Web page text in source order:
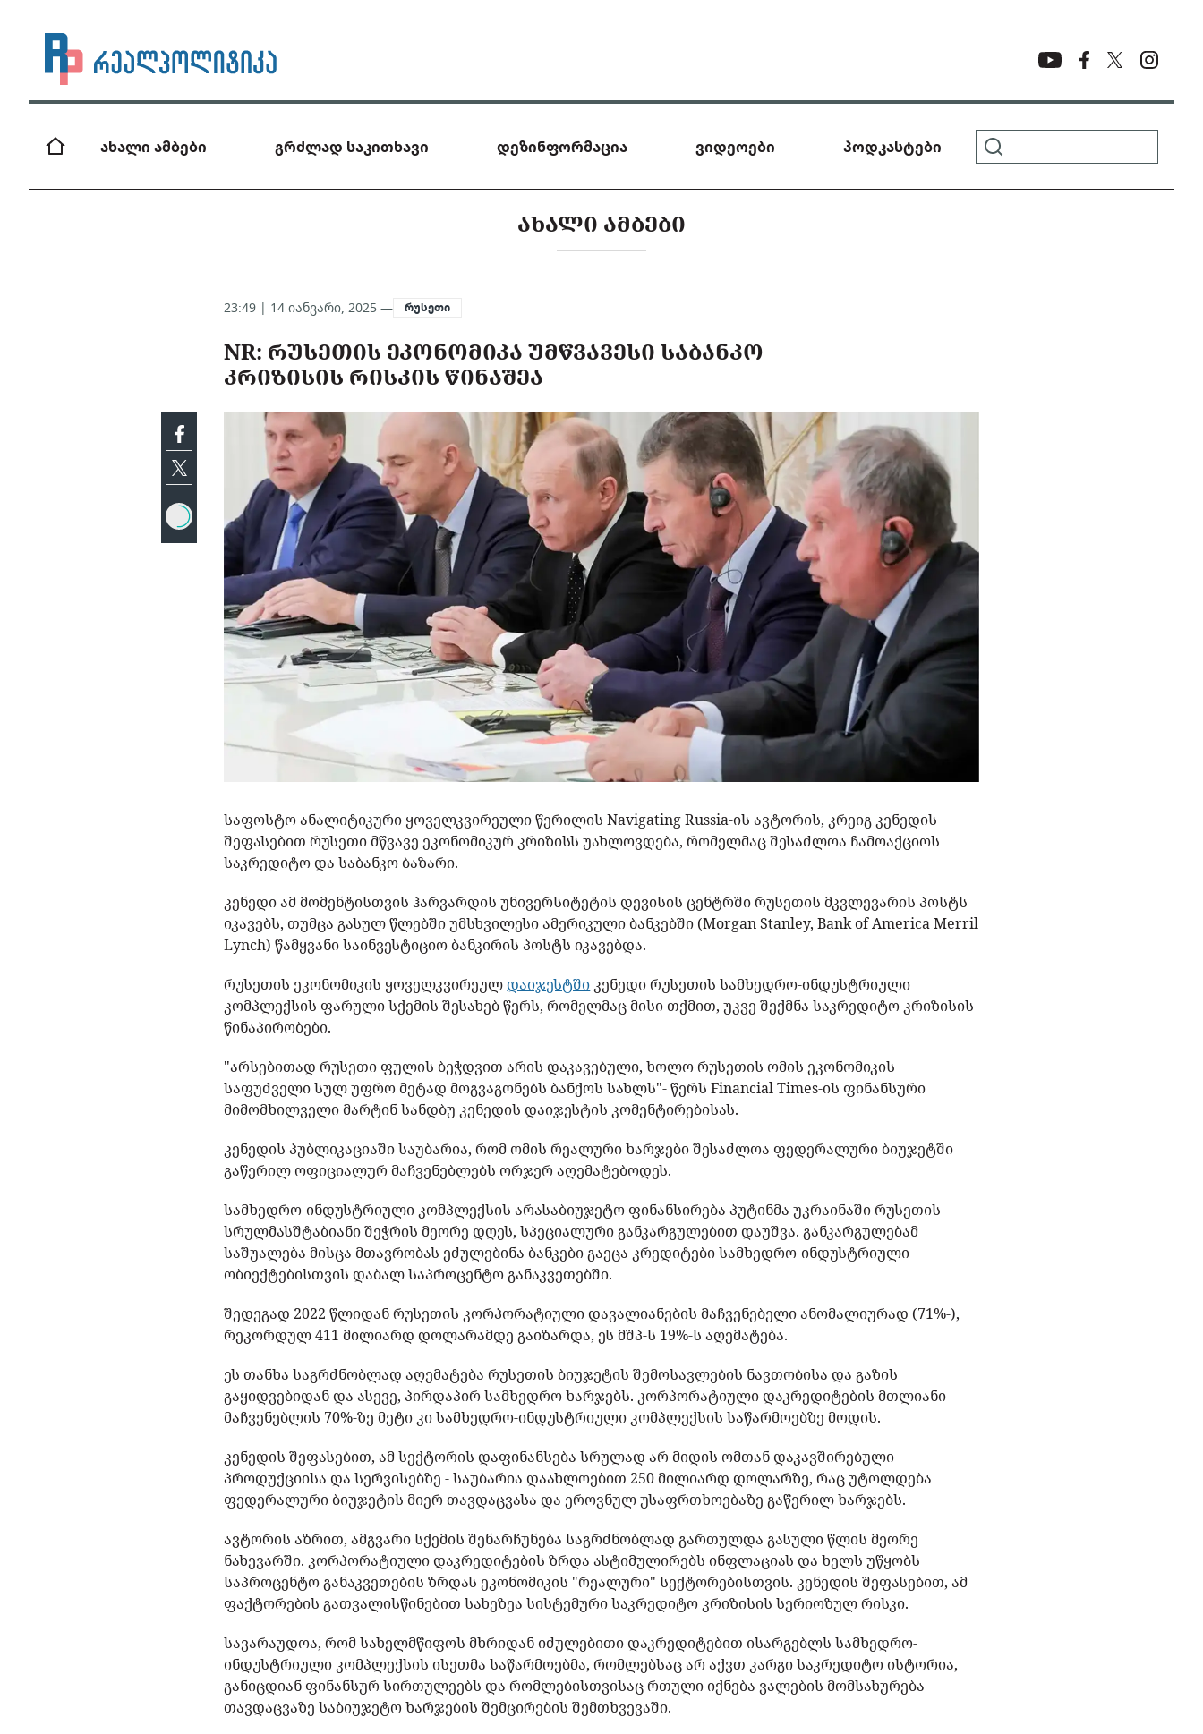
ახალი ამბები გრძლად საკითხავი დეზინფორმაცია ვიდეოები პოდკასტები
ᲐᲮᲐᲚᲘ ᲐᲛᲑᲔᲑᲘ
23:49 | 14 იანვარი, 2025 — რუსეთი
NR: ᲠᲣᲡᲔᲗᲘᲡ ᲔᲙᲝᲜᲝᲛᲘᲙᲐ ᲣᲛᲬᲕᲐᲕᲔᲡᲘ ᲡᲐᲑᲐᲜᲙᲝ
ᲙᲠᲘᲖᲘᲡᲘᲡ ᲠᲘᲡᲙᲘᲡ ᲬᲘᲜᲐᲨᲔᲐ
საფოსტო ანალიტიკური ყოველკვირეული წერილის Navigating Russia-ის ავტორის, კრეიგ კენედის
შეფასებით რუსეთი მწვავე ეკონომიკურ კრიზისს უახლოვდება, რომელმაც შესაძლოა ჩამოაქციოს
საკრედიტო და საბანკო ბაზარი.
კენედი ამ მომენტისთვის ჰარვარდის უნივერსიტეტის დევისის ცენტრში რუსეთის მკვლევარის პოსტს
იკავებს, თუმცა გასულ წლებში უმსხვილესი ამერიკული ბანკებში (Morgan Stanley, Bank of America Merril
Lynch) წამყვანი საინვესტიციო ბანკირის პოსტს იკავებდა.
რუსეთის ეკონომიკის ყოველკვირეულდაიჯესტში კენედი რუსეთის სამხედრო-ინდუსტრიული
კომპლექსის ფარული სქემის შესახებ წერს, რომელმაც მისი თქმით, უკვე შექმნა საკრედიტო კრიზისის
წინაპირობები.
"არსებითად რუსეთი ფულის ბეჭდვით არის დაკავებული, ხოლო რუსეთის ომის ეკონომიკის
საფუძველი სულ უფრო მეტად მოგვაგონებს ბანქოს სახლს"- წერს Financial Times-ის ფინანსური
მიმომხილველი მარტინ სანდბუ კენედის დაიჯესტის კომენტირებისას.
კენედის პუბლიკაციაში საუბარია, რომ ომის რეალური ხარჯები შესაძლოა ფედერალური ბიუჯეტში
გაწერილ ოფიციალურ მაჩვენებლებს ორჯერ აღემატებოდეს.
სამხედრო-ინდუსტრიული კომპლექსის არასაბიუჯეტო ფინანსირება პუტინმა უკრაინაში რუსეთის
სრულმასშტაბიანი შეჭრის მეორე დღეს, სპეციალური განკარგულებით დაუშვა. განკარგულებამ
საშუალება მისცა მთავრობას ეძულებინა ბანკები გაეცა კრედიტები სამხედრო-ინდუსტრიული
ობიექტებისთვის დაბალ საპროცენტო განაკვეთებში.
შედეგად 2022 წლიდან რუსეთის კორპორატიული დავალიანების მაჩვენებელი ანომალიურად (71%-),
რეკორდულ 411 მილიარდ დოლარამდე გაიზარდა, ეს მშპ-ს 19%-ს აღემატება.
ეს თანხა საგრძნობლად აღემატება რუსეთის ბიუჯეტის შემოსავლების ნავთობისა და გაზის
გაყიდვებიდან და ასევე, პირდაპირ სამხედრო ხარჯებს. კორპორატიული დაკრედიტების მთლიანი
მაჩვენებლის 70%-ზე მეტი კი სამხედრო-ინდუსტრიული კომპლექსის საწარმოებზე მოდის.
კენედის შეფასებით, ამ სექტორის დაფინანსება სრულად არ მიდის ომთან დაკავშირებული
პროდუქციისა და სერვისებზე - საუბარია დაახლოებით 250 მილიარდ დოლარზე, რაც უტოლდება
ფედერალური ბიუჯეტის მიერ თავდაცვასა და ეროვნულ უსაფრთხოებაზე გაწერილ ხარჯებს.
ავტორის აზრით, ამგვარი სქემის შენარჩუნება საგრძნობლად გართულდა გასული წლის მეორე
ნახევარში. კორპორატიული დაკრედიტების ზრდა ასტიმულირებს ინფლაციას და ხელს უწყობს
საპროცენტო განაკვეთების ზრდას ეკონომიკის "რეალური" სექტორებისთვის. კენედის შეფასებით, ამ
ფაქტორების გათვალისწინებით სახეზეა სისტემური საკრედიტო კრიზისის სერიოზულ რისკი.
სავარაუდოა, რომ სახელმწიფოს მხრიდან იძულებითი დაკრედიტებით ისარგებლს სამხედრო-
ინდუსტრიული კომპლექსის ისეთმა საწარმოებმა, რომლებსაც არ აქვთ კარგი საკრედიტო ისტორია,
განიცდიან ფინანსურ სირთულეებს და რომლებისთვისაც რთული იქნება ვალების მომსახურება
თავდაცვაზე საბიუჯეტო ხარჯების შემცირების შემთხვევაში.